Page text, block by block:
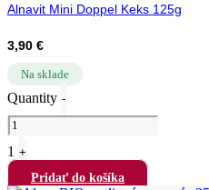
Alnavit Mini Doppel Keks 125g
3,90 €
Na sklade
Quantity -
1 +
Pridať do košíka